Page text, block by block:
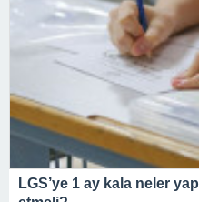
LGS’ye 1 ay kala neler